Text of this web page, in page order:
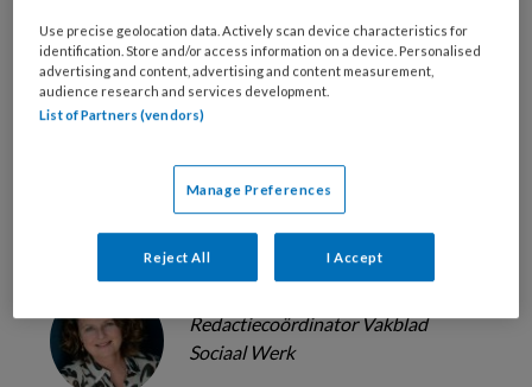
Bekijk de mogelijkheden
Al abonnee? Log dan in
Redactiecoördinator Vakblad
Sociaal Werk
Use precise geolocation data. Actively scan device characteristics for
identification. Store and/or access information on a device. Personalised
advertising and content, advertising and content measurement,
audience research and services development.
List of Partners (vendors)
Manage Preferences
Reject All I Accept